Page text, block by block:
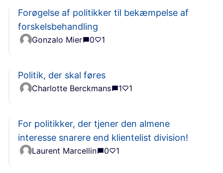
Forøgelse af politikker til bekæmpelse af
forskelsbehandling
Gonzalo Mier 0 1
Politik, der skal føres
Charlotte Berckmans 1 1
For politikker, der tjener den almene
interesse snarere end klientelist division!
Laurent Marcellin 0 1